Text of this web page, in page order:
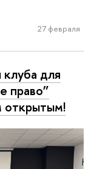
27 февраля
для
право”
открытым!